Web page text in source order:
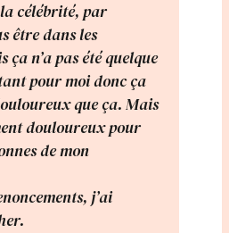
célébrité, par
être dans les
n’a pas été quelque
pour moi donc ça
que ça. Mais
douloureux pour
de mon
j’ai